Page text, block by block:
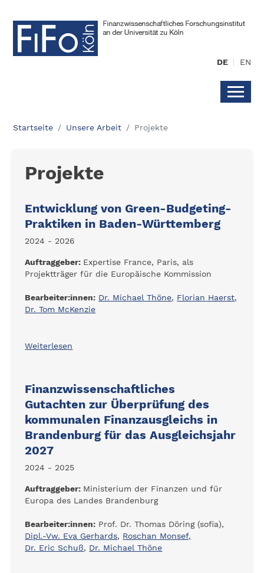
DE EN
Startseite Unsere Arbeit Projekte
Projekte
Entwicklung von Green-Budgeting-
Praktiken in Baden-Württemberg
2024 - 2026
Auftraggeber: Expertise France, Paris, als
Projektträger für die Europäische Kommission
Bearbeiter:innen: Dr. Michael Thöne, Florian Haerst,
Dr. Tom McKenzie
Weiterlesen
Finanzwissenschaftliches
Gutachten zur Überprüfung des
kommunalen Finanzausgleichs in
Brandenburg für das Ausgleichsjahr
2027
2024 - 2025
Auftraggeber: Ministerium der Finanzen und für
Europa des Landes Brandenburg
Bearbeiter:innen: Prof. Dr. Thomas Döring (sofia),
Dipl.-Vw. Eva Gerhards, Roschan Monsef,
Dr. Eric Schuß, Dr. Michael Thöne